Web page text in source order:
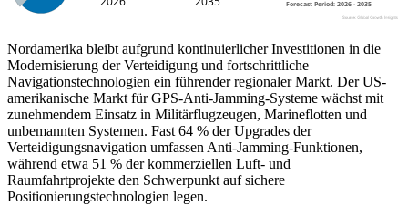
Nordamerika bleibt aufgrund kontinuierlicher Investitionen in die
Modernisierung der Verteidigung und fortschrittliche
Navigationstechnologien ein führender regionaler Markt. Der US-
amerikanische Markt für GPS-Anti-Jamming-Systeme wächst mit
zunehmendem Einsatz in Militärflugzeugen, Marineflotten und
unbemannten Systemen. Fast 64 % der Upgrades der
Verteidigungsnavigation umfassen Anti-Jamming-Funktionen,
während etwa 51 % der kommerziellen Luft- und
Raumfahrtprojekte den Schwerpunkt auf sichere
Positionierungstechnologien legen.